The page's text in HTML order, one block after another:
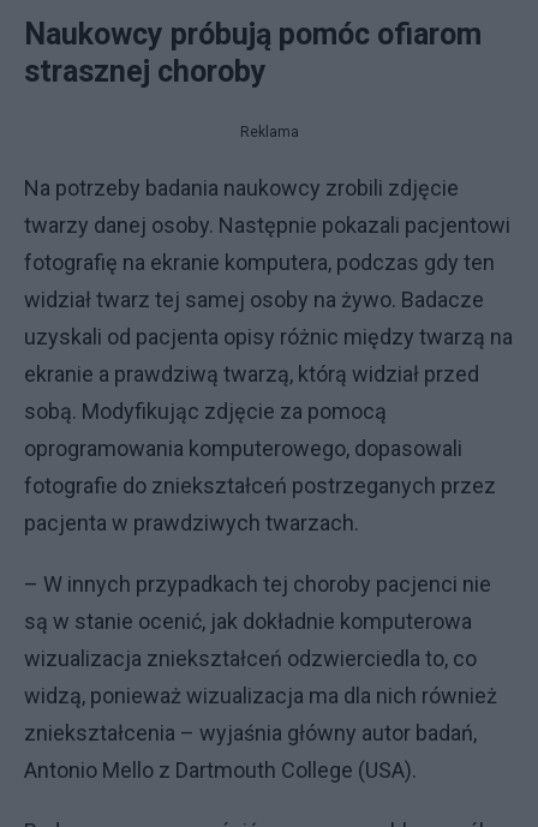
Naukowcy próbują pomóc ofiarom
strasznej choroby
Reklama
Na potrzeby badania naukowcy zrobili zdjęcie
twarzy danej osoby. Następnie pokazali pacjentowi
fotografię na ekranie komputera, podczas gdy ten
widział twarz tej samej osoby na żywo. Badacze
uzyskali od pacjenta opisy różnic między twarzą na
ekranie a prawdziwą twarzą, którą widział przed
sobą. Modyfikując zdjęcie za pomocą
oprogramowania komputerowego, dopasowali
fotografie do zniekształceń postrzeganych przez
pacjenta w prawdziwych twarzach.
– W innych przypadkach tej choroby pacjenci nie
są w stanie ocenić, jak dokładnie komputerowa
wizualizacja zniekształceń odzwierciedla to, co
widzą, ponieważ wizualizacja ma dla nich również
zniekształcenia – wyjaśnia główny autor badań,
Antonio Mello z Dartmouth College (USA).